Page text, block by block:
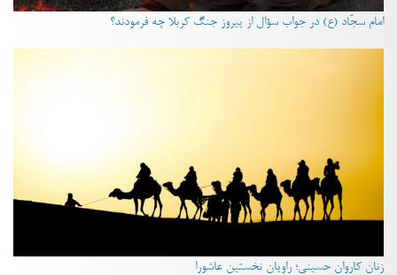
امام سجّاد (ع) در جواب سؤال از پیروز جنگ کربلا چه فرمودند؟
زنان کاروان حسینی؛ راویان نخستین عاشورا